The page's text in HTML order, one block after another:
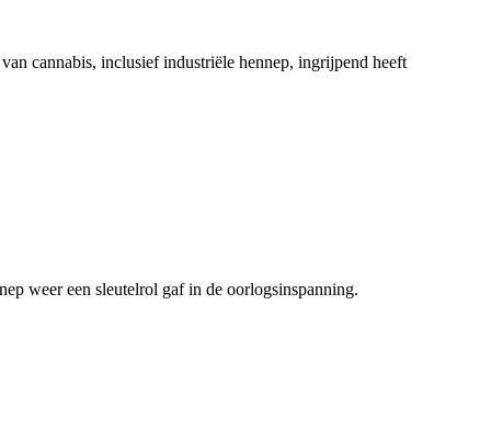
cannabis, inclusief industriële hennep, ingrijpend heeft
weer een sleutelrol gaf in de oorlogsinspanning.